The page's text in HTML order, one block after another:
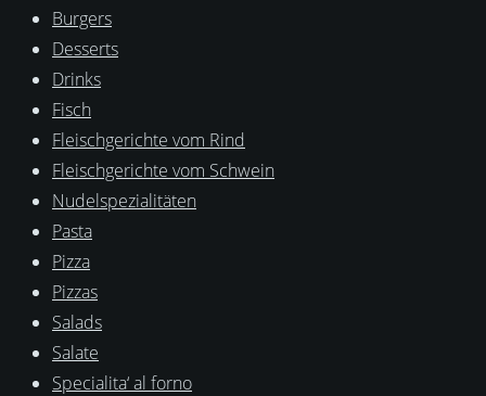
Burgers
Desserts
Drinks
Fisch
Fleischgerichte vom Rind
Fleischgerichte vom Schwein
Nudelspezialitäten
Pasta
Pizza
Pizzas
Salads
Salate
Specialita‘ al forno